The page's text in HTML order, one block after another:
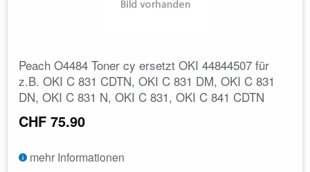
Peach O4484 Toner cy ersetzt OKI 44844507 für
z.B. OKI C 831 CDTN, OKI C 831 DM, OKI C 831
DN, OKI C 831 N, OKI C 831, OKI C 841 CDTN
CHF 75.90
mehr Informationen